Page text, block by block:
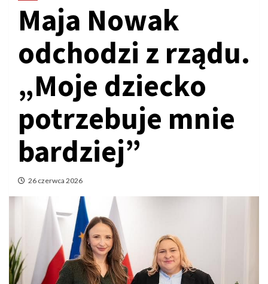
Maja Nowak
odchodzi z rządu.
„Moje dziecko
potrzebuje mnie
bardziej”
26 czerwca 2026